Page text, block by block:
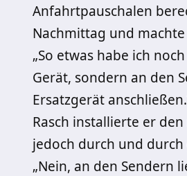
Anfahrtpauschalen
Nachmittag und
„So etwas habe ich
Gerät, sondern an den
Ersatzgerät
Rasch installierte er
jedoch durch und
„Nein, an den Sendern